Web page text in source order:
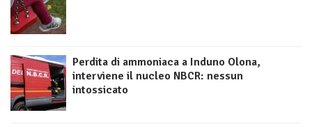
Perdita di ammoniaca a Induno Olona,
interviene il nucleo NBCR: nessun
intossicato